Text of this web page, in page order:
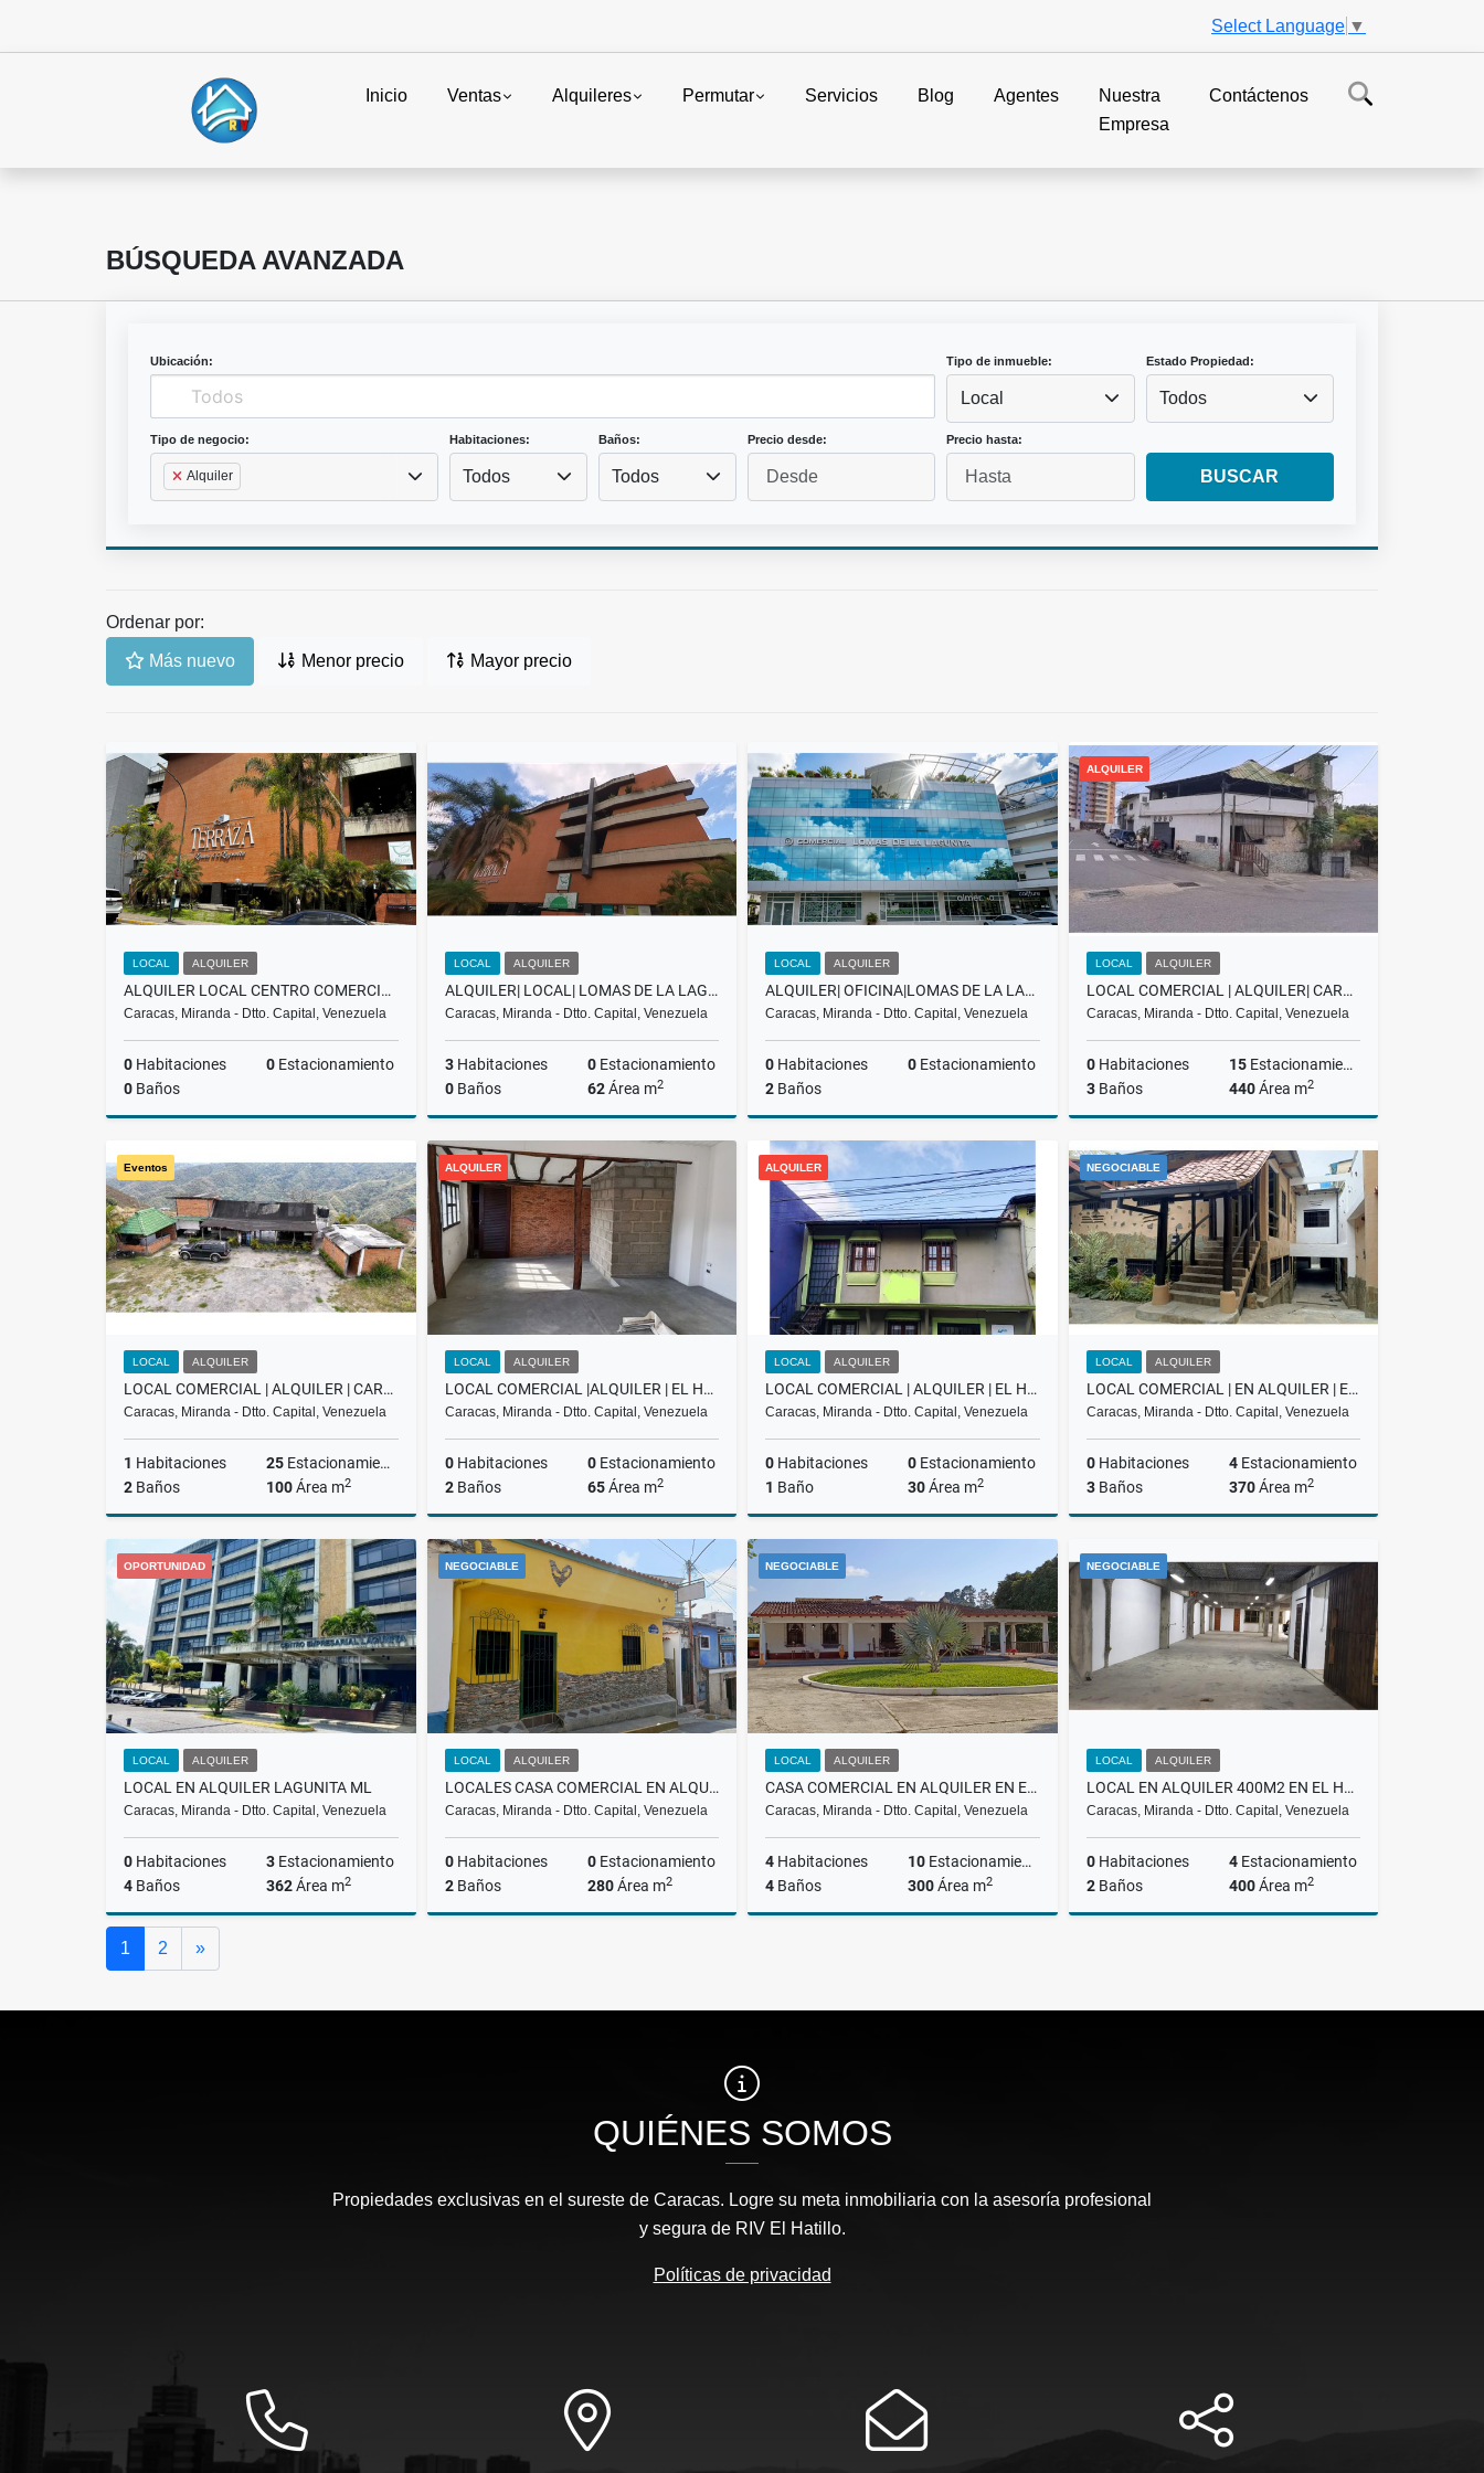
Select Language ▼
Inicio Ventas Alquileres Permutar Servicios Blog Agentes
Nuestra
Empresa
Contáctenos
BÚSQUEDA AVANZADA
Ubicación: Tipo de inmueble:
Local
Estado Propiedad:
Todos
Tipo de negocio:
Alquiler
Habitaciones:
Todos
Baños:
Todos
Precio desde: Precio hasta:
BUSCAR
Ordenar por:
Más nuevo Menor precio Mayor precio
LOCAL ALQUILER
ALQUILER LOCAL CENTRO COMERCIAL TERRAZAS , LA LAGUNITA
Caracas, Miranda - Dtto. Capital, Venezuela
0 Habitaciones 0 Estacionamiento
0 Baños
US$350
LOCAL ALQUILER
ALQUILER| LOCAL| LOMAS DE LA LAGUNITA |CENTRO COMERCIAL TERRAZA
Caracas, Miranda - Dtto. Capital, Venezuela
3Habitaciones 0Estacionamiento
0Baños 62Área m2
Alquiler
US$280
LOCAL ALQUILER
ALQUILER| OFICINA|LOMAS DE LA LAGUNITA| EL HATILLO |LA LAGUNITA
Caracas, Miranda - Dtto. Capital, Venezuela
0 Habitaciones 0 Estacionamiento
2 Baños
Alquiler
US$235
ALQUILER
LOCAL ALQUILER
LOCAL COMERCIAL | ALQUILER| CARRETERA PRINCIPAL LA UNIÓN |
Caracas, Miranda - Dtto. Capital, Venezuela
0Habitaciones 15Estacionamiento
3Baños 440Área m2
Alquiler
US$2,800
Eventos
LOCAL ALQUILER
LOCAL COMERCIAL | ALQUILER | CARRETERA PRINCIPAL LA UNION |
Caracas, Miranda - Dtto. Capital, Venezuela
1 Habitaciones 25 Estacionamiento
2 Baños 100Área m2
Alquiler
US$600
ALQUILER
LOCAL ALQUILER
LOCAL COMERCIAL |ALQUILER | EL HATILLO |
Caracas, Miranda - Dtto. Capital, Venezuela
0Habitaciones 0Estacionamiento
2Baños 65Área m2
Alquiler
US$600
ALQUILER
LOCAL ALQUILER
LOCAL COMERCIAL | ALQUILER | EL HATILLO |
Caracas, Miranda - Dtto. Capital, Venezuela
0 Habitaciones 0 Estacionamiento
1 Baño 30Área m2
Alquiler
US$600
NEGOCIABLE
LOCAL ALQUILER
LOCAL COMERCIAL | EN ALQUILER | EL HATILLO PUEBLO |REF.3.000$ RH
Caracas, Miranda - Dtto. Capital, Venezuela
0Habitaciones 4Estacionamiento
3Baños 370Área m2
US$3,000
OPORTUNIDAD
LOCAL ALQUILER
LOCAL EN ALQUILER LAGUNITA ML
Caracas, Miranda - Dtto. Capital, Venezuela
0 Habitaciones 3 Estacionamiento
4 Baños 362Área m2
NEGOCIABLE
LOCAL ALQUILER
LOCALES CASA COMERCIAL EN ALQUILER EN EL HATILLO RH
Caracas, Miranda - Dtto. Capital, Venezuela
0Habitaciones 0Estacionamiento
2Baños 280Área m2
NEGOCIABLE
LOCAL ALQUILER
CASA COMERCIAL EN ALQUILER EN EL HATILLO SECTOR LA UNIÓN $2.800 RH
Caracas, Miranda - Dtto. Capital, Venezuela
4 Habitaciones 10 Estacionamiento
4 Baños 300Área m2
NEGOCIABLE
LOCAL ALQUILER
LOCAL EN ALQUILER 400M2 EN EL HATILLO $3.000 RH
Caracas, Miranda - Dtto. Capital, Venezuela
0Habitaciones 4Estacionamiento
2Baños 400Área m2
1 2 »Siguiente
QUIÉNES SOMOS
Propiedades exclusivas en el sureste de Caracas. Logre su meta inmobiliaria con la asesoría profesional
y segura de RIV El Hatillo.
Políticas de privacidad